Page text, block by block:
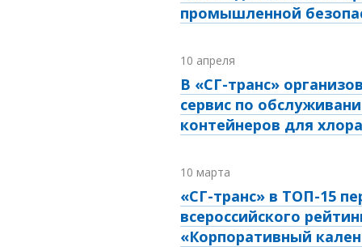
промышленной
10 апреля
В «СГ-транс»
сервис по
контейнеров для хлора
10 марта
«СГ-транс» в ТОП-15
всероссийского
«Корпоративный